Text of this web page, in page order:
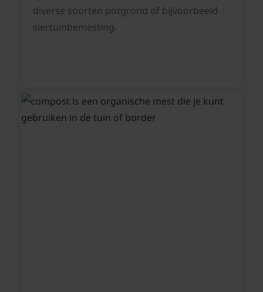
diverse soorten potgrond of bijvoorbeeld
siertuinbemesting.